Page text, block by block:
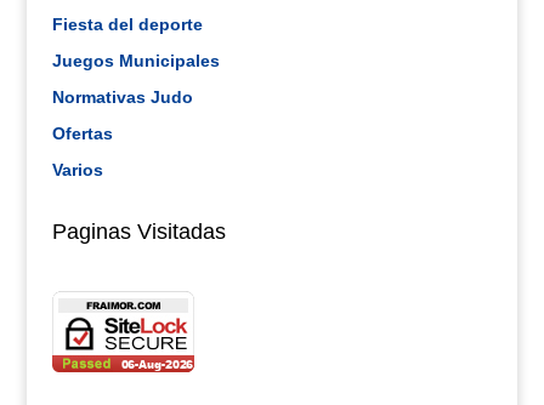
Fiesta del deporte
Juegos Municipales
Normativas Judo
Ofertas
Varios
Paginas Visitadas